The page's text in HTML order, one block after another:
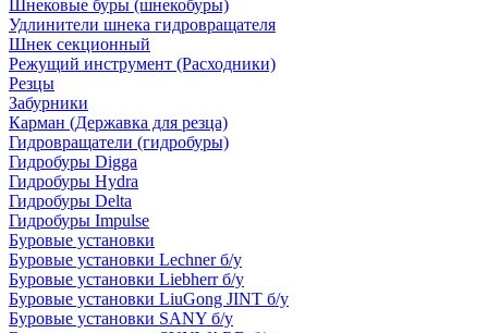
Шнековые буры (шнекобуры)
Удлинители шнека гидровращателя
Шнек секционный
Режущий инструмент (Расходники)
Резцы
Забурники
Карман (Державка для резца)
Гидровращатели (гидробуры)
Гидробуры Digga
Гидробуры Hydra
Гидробуры Delta
Гидробуры Impulse
Буровые установки
Буровые установки Lechner б/у
Буровые установки Liebherr б/у
Буровые установки LiuGong JINT б/у
Буровые установки SANY б/у